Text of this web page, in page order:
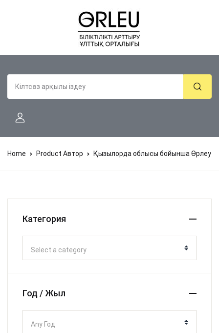
Home Product Автор Қызылорда облысы бойынша Өрлеу
Категория
Select a category
Год / Жыл
Any Год